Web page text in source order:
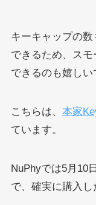
キーキャップの
できるため、ス
できるのも嬉しい
こちらは、 本家
ています。
NuPhyでは5月10
で、確実に購入し